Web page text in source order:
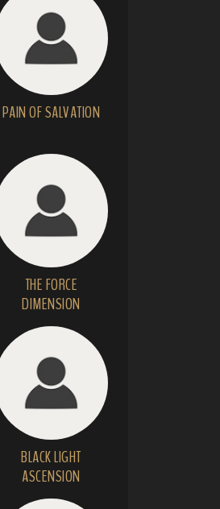
PAIN OF SALVATION
THE FORCE
DIMENSION
BLACK LIGHT
ASCENSION